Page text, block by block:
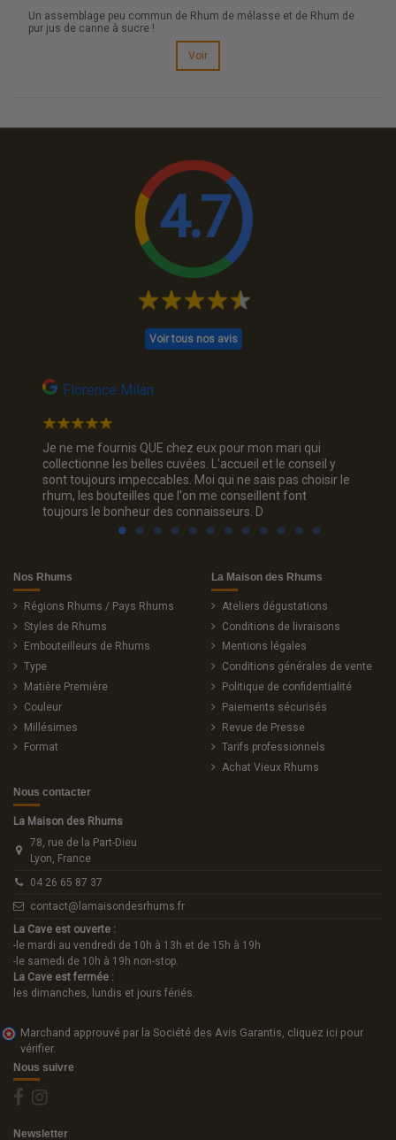
Un assemblage peu commun de Rhum de mélasse et de Rhum de
pur jus de canne à sucre !
Voir
4.7
Voir tous nos avis
Florence Milan
Je ne me fournis QUE chez eux pour mon mari qui
collectionne les belles cuvées. L'accueil et le conseil y
sont toujours impeccables. Moi qui ne sais pas choisir le
rhum, les bouteilles que l'on me conseillent font
toujours le bonheur des connaisseurs. D
Nos Rhums
Régions Rhums / Pays Rhums
Styles de Rhums
Embouteilleurs de Rhums
Type
Matière Première
Couleur
Millésimes
Format
La Maison des Rhums
Ateliers dégustations
Conditions de livraisons
Mentions légales
Conditions générales de vente
Politique de confidentialité
Paiements sécurisés
Revue de Presse
Tarifs professionnels
Achat Vieux Rhums
Nous contacter
La Maison des Rhums
78, rue de la Part-Dieu
Lyon, France
04 26 65 87 37
contact@lamaisondesrhums.fr
La Cave est ouverte :
-le mardi au vendredi de 10h à 13h et de 15h à 19h
-le samedi de 10h à 19h non-stop.
La Cave est fermée :
les dimanches, lundis et jours fériés.
Marchand approuvé par la Société des Avis Garantis, cliquez ici pour
vérifier.
Nous suivre
Newsletter